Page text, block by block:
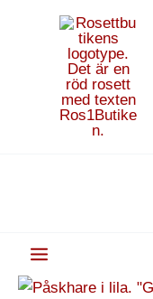
Påskkort